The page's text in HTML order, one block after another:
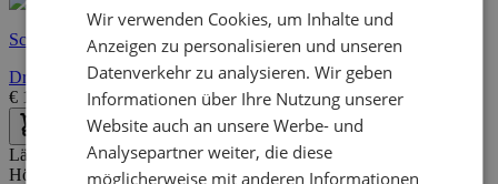
Schnelle Lieferung
Drehstuhl Birgen - olivgrün
€ 199,00 €277,00
Länge:
61 cm
Höhe:
83 cm
Wir verwenden Cookies, um Inhalte und
Anzeigen zu personalisieren und unseren
Datenverkehr zu analysieren. Wir geben
Informationen über Ihre Nutzung unserer
Website auch an unsere Werbe- und
Analysepartner weiter, die diese
möglicherweise mit anderen Informationen